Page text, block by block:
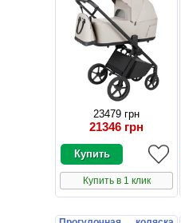
23479 грн
21346 грн
Купить в 1 клик